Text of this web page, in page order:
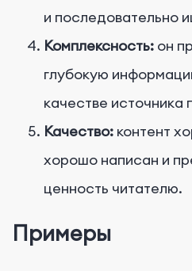
и последовательно
Комплексность: он
глубокую
качестве источника
Качество: контент
хорошо написан и
ценность читателю.
Примеры